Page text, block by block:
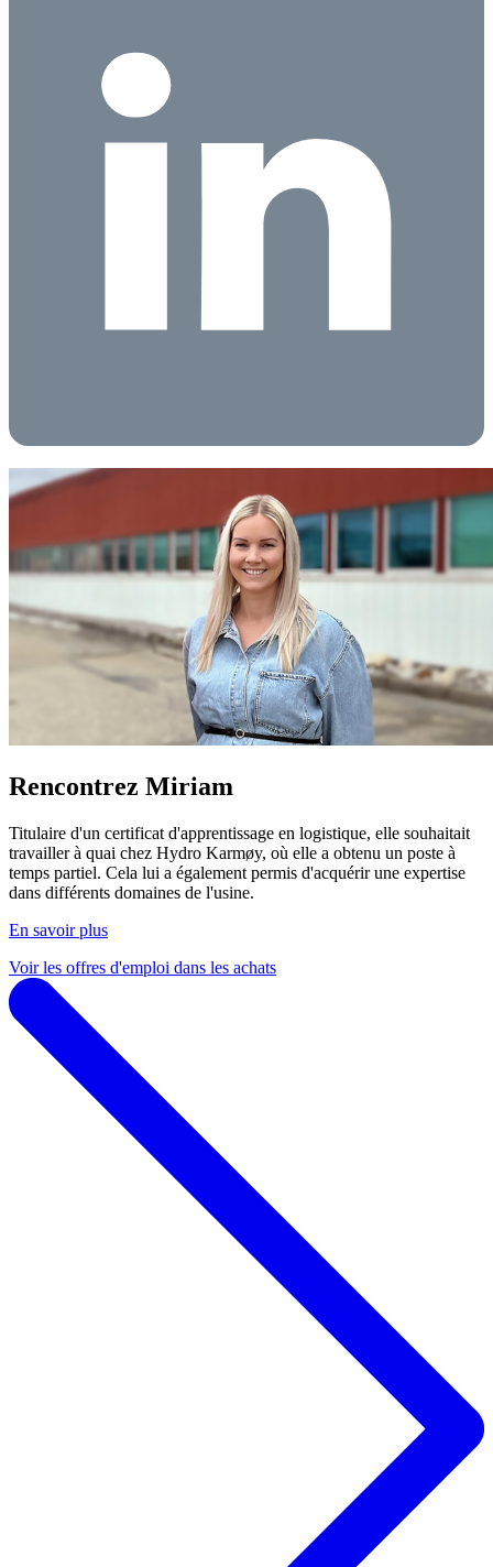
Rencontrez Miriam
Titulaire d'un certificat d'apprentissage en logistique, elle souhaitait
travailler à quai chez Hydro Karmøy, où elle a obtenu un poste à
temps partiel. Cela lui a également permis d'acquérir une expertise
dans différents domaines de l'usine.
En savoir plus
Voir les offres d'emploi dans les achats